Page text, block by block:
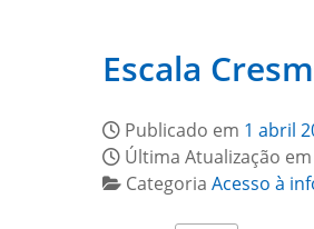
Escala
Publicado em 1 abril
Última Atualização em
Categoria Acesso à